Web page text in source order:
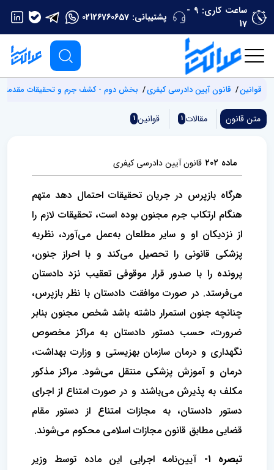
ساعت کاری: 9 -
17
پشتیبانی: 02126760657
قوانین قانون آیین دادرسی کیفری بخش دوم - کشف جرم و تحقیقات
متن قانون مقالات 1 قوانین 1
ماده ۲۰۲ قانون آیین دادرسی کیفری
هرگاه بازپرس در جریان تحقیقات احتمال دهد متهم
هنگام ارتکاب جرم مجنون بوده است، تحقیقات لازم را
از نزدیکان او و سایر مطلعان به‌عمل می‌آورد، نظریه
پزشکی قانونی را تحصیل می‌کند و با احراز جنون،
پرونده را با صدور قرار موقوفی تعقیب نزد دادستان
می‌فرستد. در صورت موافقت دادستان با نظر بازپرس،
چنانچه جنون استمرار داشته باشد شخص مجنون بنابر
ضرورت، حسب دستور دادستان به مراکز مخصوص
نگهداری و درمان سازمان بهزیستی و وزارت بهداشت،
درمان و آموزش پزشکی منتقل می‌شود. مراکز مذکور
مکلف به پذیرش می‌باشند و در صورت امتناع از اجرای
دستور دادستان، به مجازات امتناع از دستور مقام
قضایی مطابق قانون مجازات اسلامی محکوم می‌شوند.
تبصره ۱-
آیین‌نامه اجرایی این ماده توسط وزیر